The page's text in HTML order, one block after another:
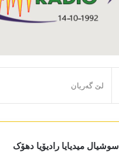
سوشیال میدیایا رادیۆیا دھۆک